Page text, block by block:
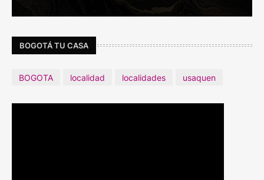
BOGOTÁ TU CASA
BOGOTA localidad localidades usaquen